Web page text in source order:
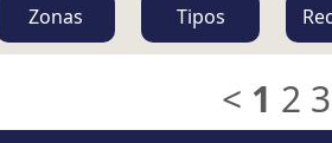
Zonas Tipos
< 1 2 3